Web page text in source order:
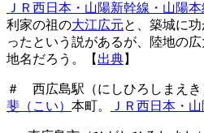
ＪＲ西日本・山陽新幹線・山陽本
利家の祖の大江広元と、築城に
ったという説があるが、陸地の
地名だろう。【 出典】
＃ 西広島駅（にしひろしまえ
斐（こい） 本町。 ＪＲ西日本・